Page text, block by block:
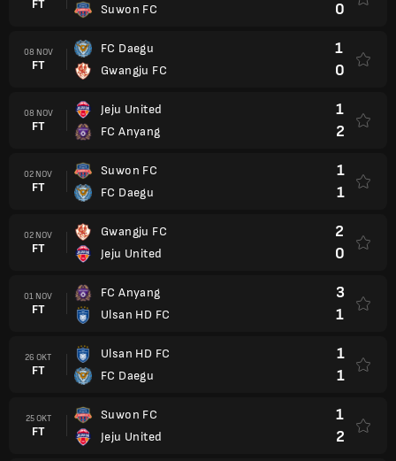
FT
Suwon FC
0
08 NOV
FT
FC Daegu
Gwangju FC
1
0
08 NOV
FT
Jeju United
FC Anyang
1
2
02 NOV
FT
Suwon FC
FC Daegu
1
1
02 NOV
FT
Gwangju FC
Jeju United
2
0
01 NOV
FT
FC Anyang
Ulsan HD FC
3
1
26 OKT
FT
Ulsan HD FC
FC Daegu
1
1
25 OKT
FT
Suwon FC
Jeju United
1
2